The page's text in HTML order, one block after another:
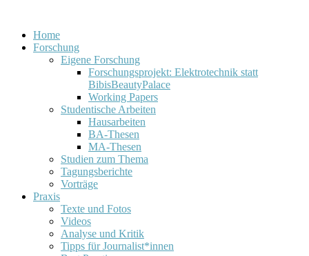
Home
Forschung
Eigene Forschung
Forschungsprojekt: Elektrotechnik statt
BibisBeautyPalace
Working Papers
Studentische Arbeiten
Hausarbeiten
BA-Thesen
MA-Thesen
Studien zum Thema
Tagungsberichte
Vorträge
Praxis
Texte und Fotos
Videos
Analyse und Kritik
Tipps für Journalist*innen